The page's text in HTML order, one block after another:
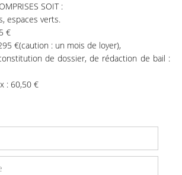
SOIT :
espaces verts.
€
€(caution : un mois de loyer),
de dossier, de rédaction de bail :
: 60,50 €